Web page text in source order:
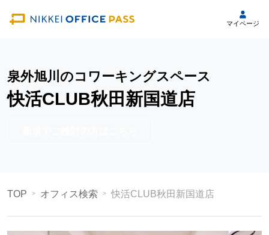
マイページ
泉外旭川のコワーキングスペース
快活CLUB秋田新国道店
TOP オフィス検索 快活CLUB秋田新国道店